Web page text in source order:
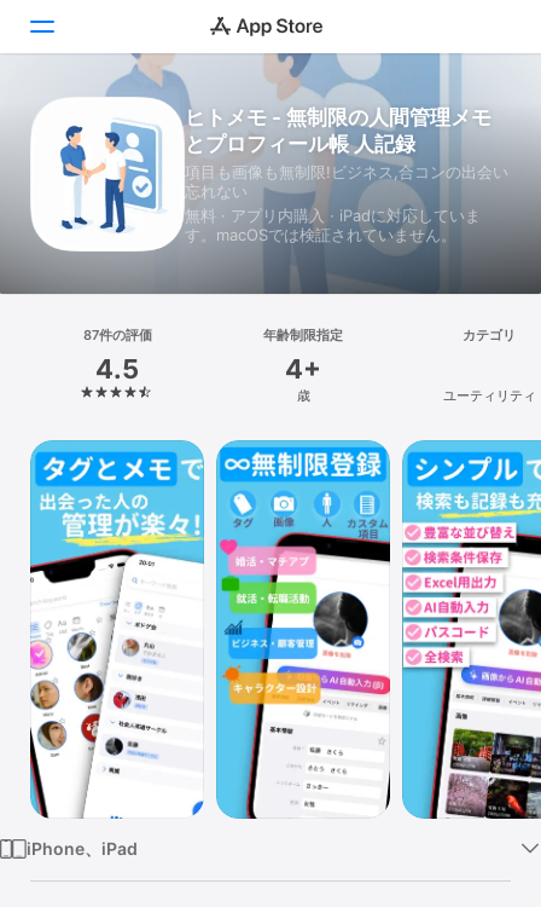
Today
ゲーム
アプリ
検索
プラットフォーム
iPhone
iPad
Mac
Vision
Watch
ヒトメモ - 無制限の人間管理メモ
とプロフィール帳 人記録
項目も画像も無制限!ビジネス,合コンの出会い
忘れない
無料 · アプリ内購入 · iPadに対応していま
す。macOSでは検証されていません。
87件の評価
4.5
年齢制限指定
4+
歳
カテゴリ
ユーティリティ
iPhone、iPad